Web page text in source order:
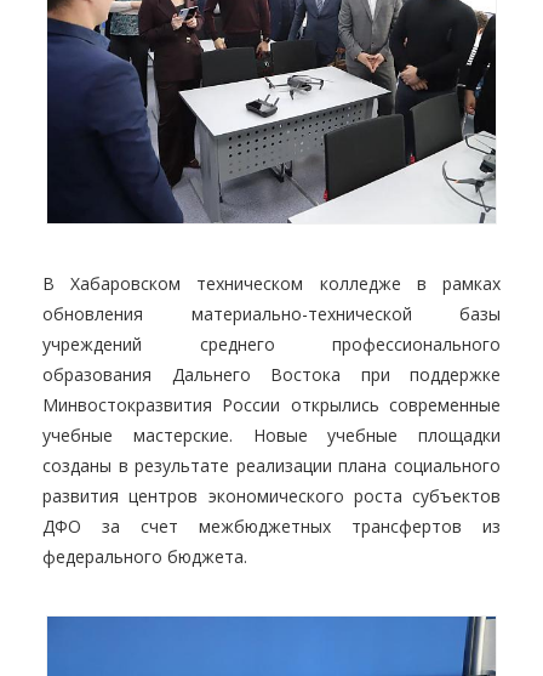
В Хабаровском техническом колледже в рамках
обновления материально-технической базы
учреждений среднего профессионального
образования Дальнего Востока при поддержке
Минвостокразвития России открылись современные
учебные мастерские. Новые учебные площадки
созданы в результате реализации плана социального
развития центров экономического роста субъектов
ДФО за счет межбюджетных трансфертов из
федерального бюджета.